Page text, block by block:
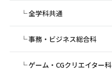
全学科共通
事務・ビジネス総合科
ゲーム・CGクリエイター科